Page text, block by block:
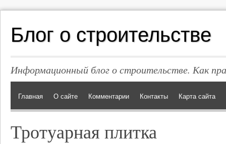
Блог о строительстве
Информационный блог о строительстве. Как
Главная О сайте Комментарии Контакты Карта сайта
Тротуарная плитка